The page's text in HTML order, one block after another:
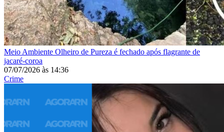
Meio Ambiente Olheiro de Pureza é fechado após flagrante de
jacaré-coroa
07/07/2026 às 14:36
Crime